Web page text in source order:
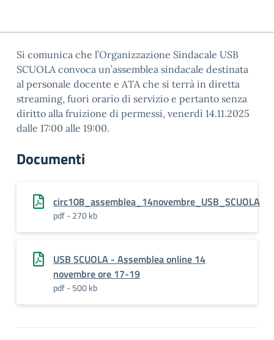
Si comunica che l’Organizzazione Sindacale USB
SCUOLA convoca un’assemblea sindacale destinata
al personale docente e ATA che si terrà in diretta
streaming, fuori orario di servizio e pertanto senza
diritto alla fruizione di permessi, venerdì 14.11.2025
dalle 17:00 alle 19:00.
Documenti
circ108_assemblea_14novembre_USB_SCUOLA
pdf - 270 kb
USB SCUOLA - Assemblea online 14
novembre ore 17-19
pdf - 500 kb